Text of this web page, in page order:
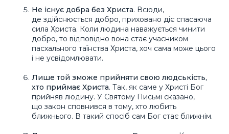
Не існує добра без Христа. Всюди,
де здійснюється добро, приховано діє спасаюча
сила Христа. Коли людина наважується чинити
добро, то відповідно вона стає учасником
пасхального таїнства Христа, хоч сама може цього
і не усвідомлювати.
Лише той зможе прийняти свою людськість,
хто приймає Христа. Так, як саме у Христі Бог
прийняв людину. У Святому Письмі сказано,
що закон сповнився в тому, хто любить
ближнього. В такий спосіб сам Бог стає ближнім.